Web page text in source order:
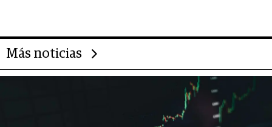
Más noticias